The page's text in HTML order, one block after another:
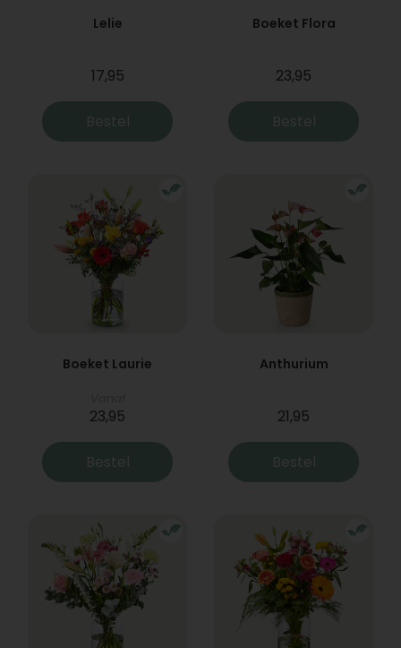
Lelie
17,95
Bestel
Boeket Flora
23,95
Bestel
Boeket Laurie
23,95
Bestel
Anthurium
21,95
Bestel